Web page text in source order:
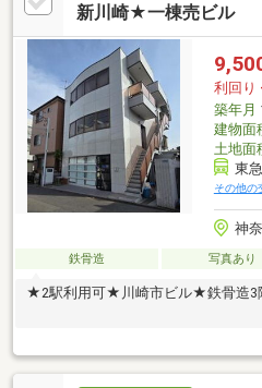
新川崎★一棟売ビル
利回り
築年月
建物面
土地面
東
その他の
神
鉄骨造 写真あり
★2駅利用可★川崎市ビル★鉄骨造